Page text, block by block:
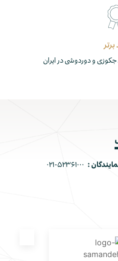
برتر
جکوزی و دوردوشی در ایران
: ۰۲۱-۵۲۳۶۱۰۰۰